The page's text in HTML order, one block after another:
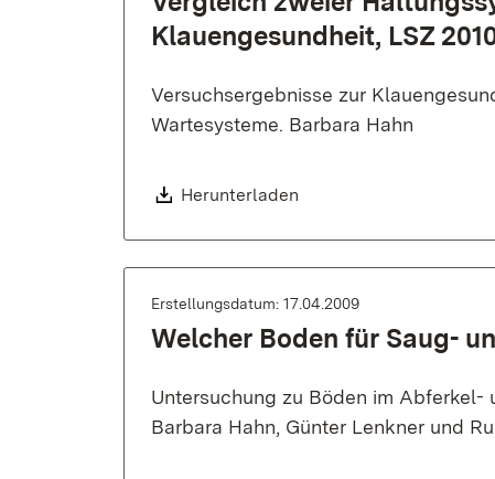
Klauengesundheit, LSZ
Versuchsergebnisse zur
Wartesysteme. Barbara Hahn
Download:
Herunterladen
Erstellungsdatum: 17.04.2009
Welcher Boden für Saug-
Untersuchung zu Böden im Abferkel-
Barbara Hahn, Günter Lenkner und